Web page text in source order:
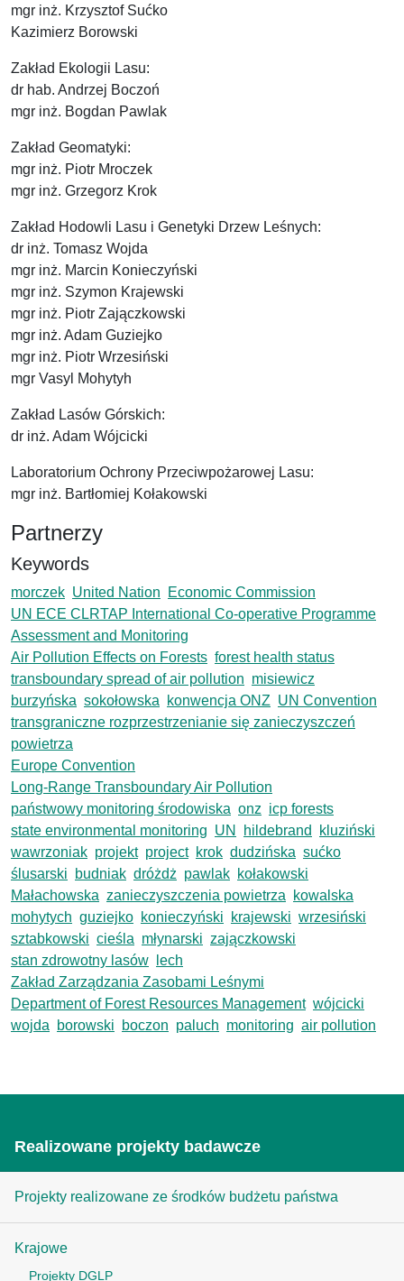
mgr inż. Krzysztof Sućko
Kazimierz Borowski
Zakład Ekologii Lasu:
dr hab. Andrzej Boczoń
mgr inż. Bogdan Pawlak
Zakład Geomatyki:
mgr inż. Piotr Mroczek
mgr inż. Grzegorz Krok
Zakład Hodowli Lasu i Genetyki Drzew Leśnych:
dr inż. Tomasz Wojda
mgr inż. Marcin Konieczyński
mgr inż. Szymon Krajewski
mgr inż. Piotr Zajączkowski
mgr inż. Adam Guziejko
mgr inż. Piotr Wrzesiński
mgr Vasyl Mohytyh
Zakład Lasów Górskich:
dr inż. Adam Wójcicki
Laboratorium Ochrony Przeciwpożarowej Lasu:
mgr inż. Bartłomiej Kołakowski
Partnerzy
Keywords
morczek United Nation
Economic Commission
UN ECE CLRTAP International Co-operative Programme
Assessment and Monitoring
Air Pollution Effects on Forests forest health status
transboundary spread of air pollution misiewicz
burzyńska sokołowska konwencja ONZ UN Convention
transgraniczne rozprzestrzenianie się zanieczyszczeń
powietrza
Europe Convention
Long-Range Transboundary Air Pollution
państwowy monitoring środowiska onz icp forests
state environmental monitoring UN hildebrand
kluziński
wawrzoniak projekt project krok dudzińska sućko
ślusarski
budniak dróżdż pawlak kołakowski
Małachowska zanieczyszczenia powietrza
kowalska
mohytych guziejko konieczyński krajewski wrzesiński
sztabkowski cieśla młynarski zajączkowski
stan zdrowotny lasów
lech
Zakład Zarządzania Zasobami Leśnymi
Department of Forest Resources Management wójcicki
wojda
borowski boczon paluch monitoring air pollution
Realizowane projekty badawcze
Projekty realizowane ze środków budżetu państwa
Krajowe
Projekty DGLP